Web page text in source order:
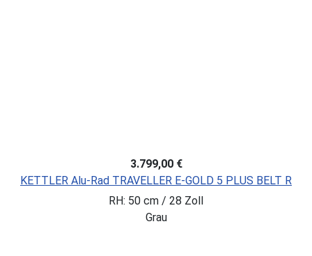
3.799,00 €
KETTLER Alu-Rad TRAVELLER E-GOLD 5 PLUS BELT R
RH: 50 cm / 28 Zoll
Grau